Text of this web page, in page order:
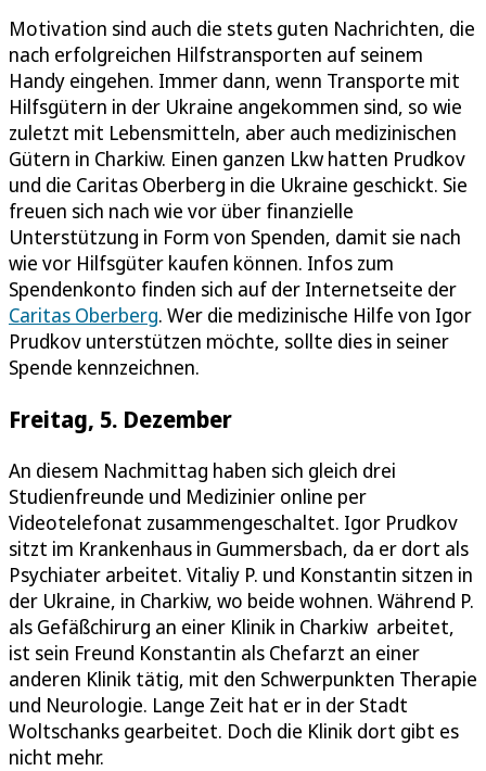
Motivation sind auch die stets guten Nachrichten, die
nach erfolgreichen Hilfstransporten auf seinem
Handy eingehen. Immer dann, wenn Transporte mit
Hilfsgütern in der Ukraine angekommen sind, so wie
zuletzt mit Lebensmitteln, aber auch medizinischen
Gütern in Charkiw. Einen ganzen Lkw hatten Prudkov
und die Caritas Oberberg in die Ukraine geschickt. Sie
freuen sich nach wie vor über finanzielle
Unterstützung in Form von Spenden, damit sie nach
wie vor Hilfsgüter kaufen können. Infos zum
Spendenkonto finden sich auf der Internetseite der
Caritas Oberberg. Wer die medizinische Hilfe von Igor
Prudkov unterstützen möchte, sollte dies in seiner
Spende kennzeichnen.
Freitag, 5. Dezember
An diesem Nachmittag haben sich gleich drei
Studienfreunde und Medizinier online per
Videotelefonat zusammengeschaltet. Igor Prudkov
sitzt im Krankenhaus in Gummersbach, da er dort als
Psychiater arbeitet. Vitaliy P. und Konstantin sitzen in
der Ukraine, in Charkiw, wo beide wohnen. Während P.
als Gefäßchirurg an einer Klinik in Charkiw arbeitet,
ist sein Freund Konstantin als Chefarzt an einer
anderen Klinik tätig, mit den Schwerpunkten Therapie
und Neurologie. Lange Zeit hat er in der Stadt
Woltschanks gearbeitet. Doch die Klinik dort gibt es
nicht mehr.